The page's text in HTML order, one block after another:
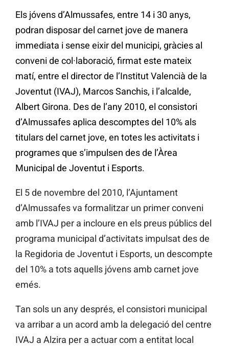
Els jóvens d’Almussafes, entre 14 i 30 anys,
podran disposar del carnet jove de manera
immediata i sense eixir del municipi, gràcies al
conveni de col·laboració, firmat este mateix
matí, entre el director de l’Institut Valencià de la
Joventut (IVAJ), Marcos Sanchis, i l’alcalde,
Albert Girona. Des de l’any 2010, el consistori
d’Almussafes aplica descomptes del 10% als
titulars del carnet jove, en totes les activitats i
programes que s’impulsen des de l’Àrea
Municipal de Joventut i Esports.
El 5 de novembre del 2010, l’Ajuntament
d’Almussafes va formalitzar un primer conveni
amb l’IVAJ per a incloure en els preus públics del
programa municipal d’activitats impulsat des de
la Regidoria de Joventut i Esports, un descompte
del 10% a tots aquells jóvens amb carnet jove
emés.
Tan sols un any després, el consistori municipal
va arribar a un acord amb la delegació del centre
IVAJ a Alzira per a actuar com a entitat local